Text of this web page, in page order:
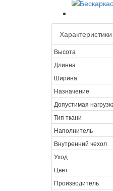
Характеристики
Высота
Длинна
Ширина
Назначение
Допустимая
Тип ткани
Наполнитель
Внутренний чехол
Уход
Цвет
Производитель